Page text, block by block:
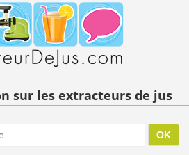
sur les extracteurs de jus